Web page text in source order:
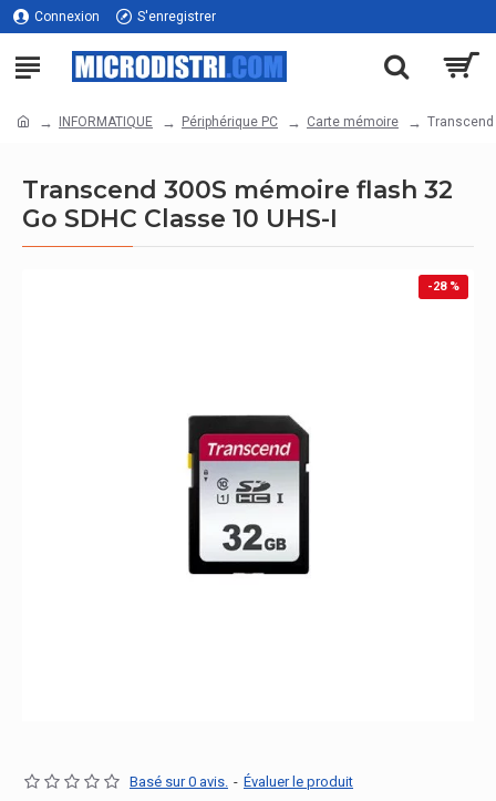
Connexion S'enregistrer
INFORMATIQUE Périphérique PC Carte mémoire Transcend
Transcend 300S mémoire flash 32
Go SDHC Classe 10 UHS-I
-28 %
Basé sur 0 avis. - Évaluer le produit